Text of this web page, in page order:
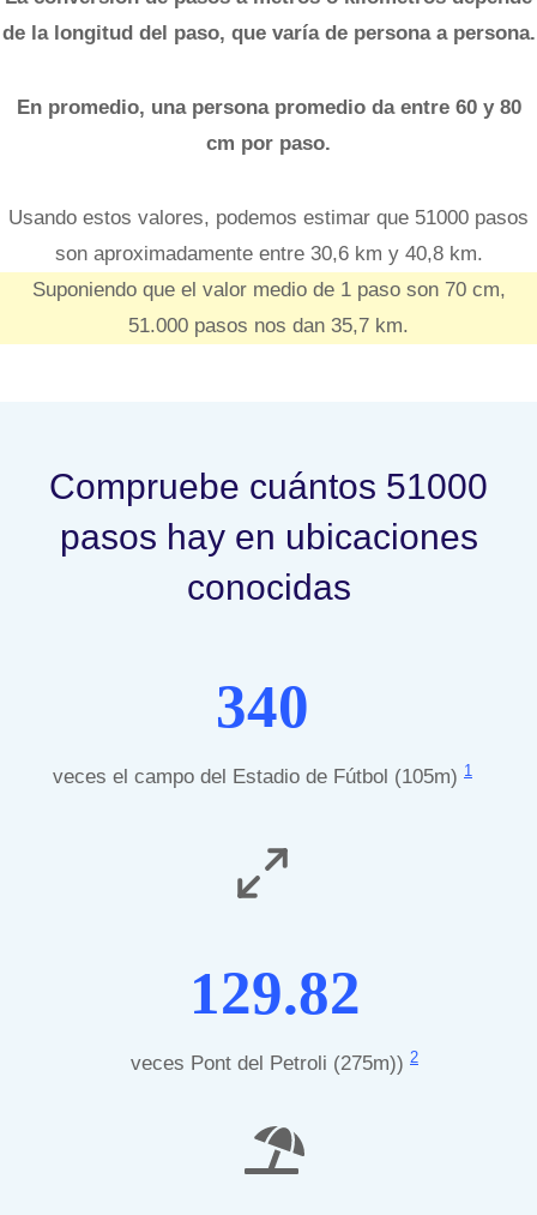
de la longitud del paso, que varía de persona a persona.
En promedio, una persona promedio da entre 60 y 80
cm por paso.
Usando estos valores, podemos estimar que 51000 pasos
son aproximadamente entre 30,6 km y 40,8 km.
Suponiendo que el valor medio de 1 paso son 70 cm,
51.000 pasos nos dan 35,7 km.
Compruebe cuántos 51000
pasos hay en ubicaciones
conocidas
340
veces el campo del Estadio de Fútbol (105m) 1
129.82
veces Pont del Petroli (275m)) 2